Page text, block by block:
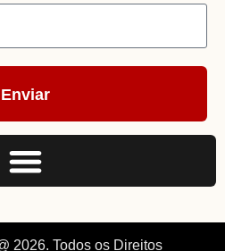
Enviar
2026. Todos os Direitos